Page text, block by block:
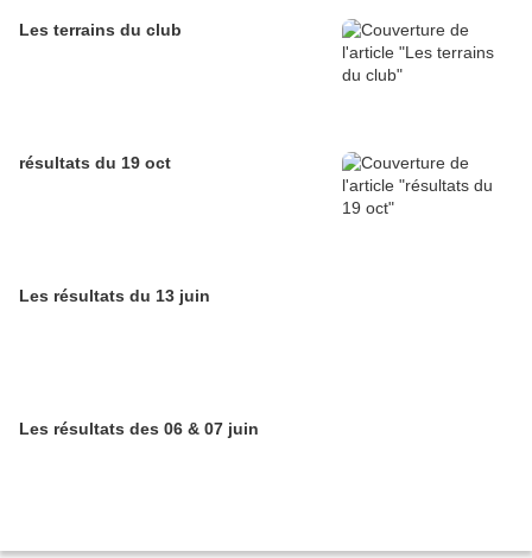
Les terrains du club
résultats du 19 oct
Les résultats du 13 juin
Les résultats des 06 & 07 juin